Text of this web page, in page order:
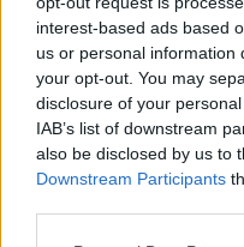
interest-based ads based
us or personal information
your opt-out. You may
disclosure of your
IAB’s list of downstream
also be disclosed by us to
Downstream Participants
Στην Καλαμάτα
της ΚΕΔΕ